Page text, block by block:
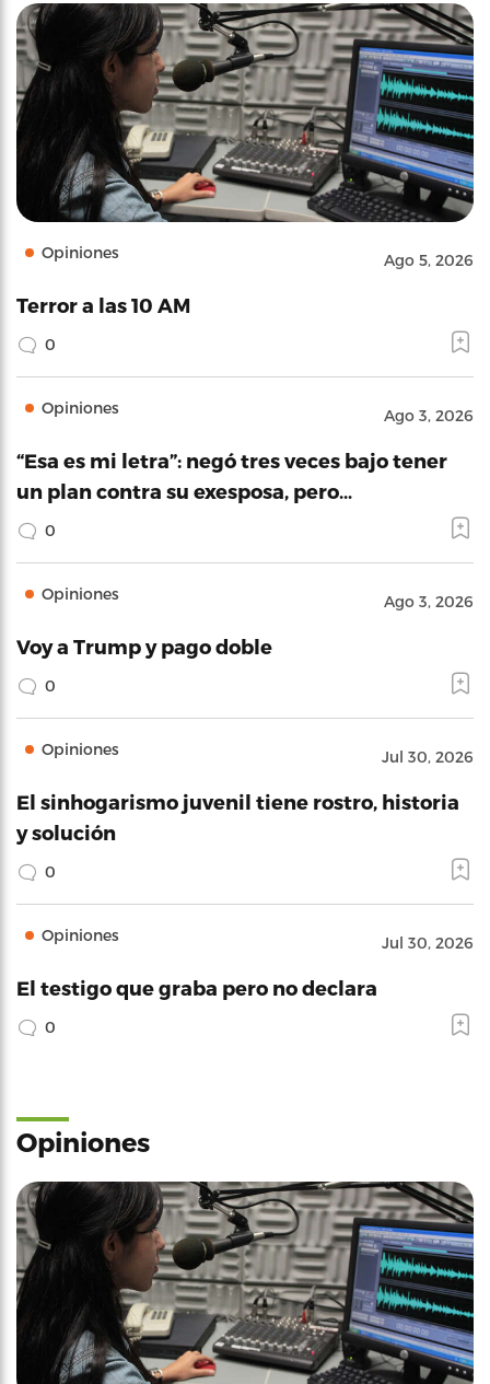
Opiniones Ago 5, 2026
Terror a las 10 AM
0
Opiniones Ago 3, 2026
“Esa es mi letra”: negó tres veces bajo tener
un plan contra su exesposa, pero…
0
Opiniones Ago 3, 2026
Voy a Trump y pago doble
0
Opiniones Jul 30, 2026
El sinhogarismo juvenil tiene rostro, historia
y solución
0
Opiniones Jul 30, 2026
El testigo que graba pero no declara
0
Opiniones